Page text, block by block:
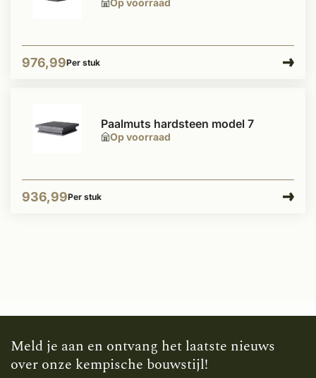
976,99Per stuk
Op voorraad
Paalmuts hardsteen model 7
936,99Per stuk
Meld je aan en ontvang het laatste nieuws
over onze kempische bouwstijl!